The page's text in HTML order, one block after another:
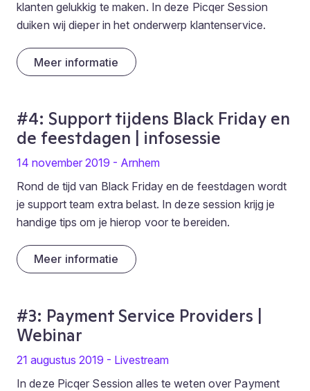
klanten gelukkig te maken. In deze Picqer Session
duiken wij dieper in het onderwerp klantenservice.
Meer informatie
#4: Support tijdens Black Friday en
de feestdagen | infosessie
14 november 2019 - Arnhem
Rond de tijd van Black Friday en de feestdagen wordt
je support team extra belast. In deze session krijg je
handige tips om je hierop voor te bereiden.
Meer informatie
#3: Payment Service Providers |
Webinar
21 augustus 2019 - Livestream
In deze Picqer Session alles te weten over Payment